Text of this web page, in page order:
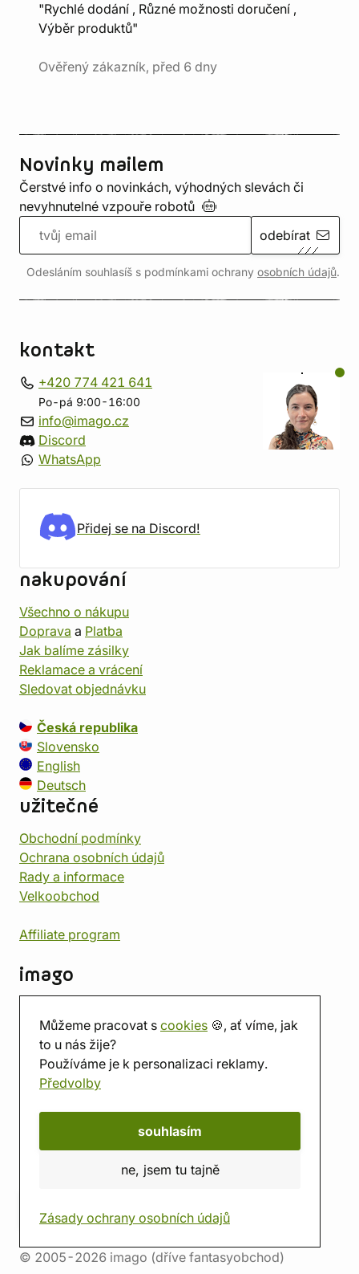
Můžeme pracovat s cookies 🍪, ať víme, jak
to u nás žije?
Používáme je k personalizaci reklamy.
Předvolby
souhlasím
ne, jsem tu tajně
Zásady ochrany osobních údajů
"Rychlé dodání , Různé možnosti doručení ,
Výběr produktů"
Ověřený zákazník, před 6 dny
Novinky mailem
Čerstvé info o novinkách, výhodných slevách či
nevyhnutelné vzpouře robotů
odebírat
Odesláním souhlasíš s podmínkami ochrany osobních údajů.
kontakt
+420 774 421 641
Po-pá 9:00-16:00
info@imago.cz
Discord
WhatsApp
Přidej se na Discord!
nakupování
Všechno o nákupu
Doprava a Platba
Jak balíme zásilky
Reklamace a vrácení
Sledovat objednávku
Česká republika
Slovensko
English
Deutsch
užitečné
Obchodní podmínky
Ochrana osobních údajů
Rady a informace
Velkoobchod
Affiliate program
imago
Prodejna
Herna
O nás
Hodnocení obchodu
© 2005-2026 imago (dříve fantasyobchod)